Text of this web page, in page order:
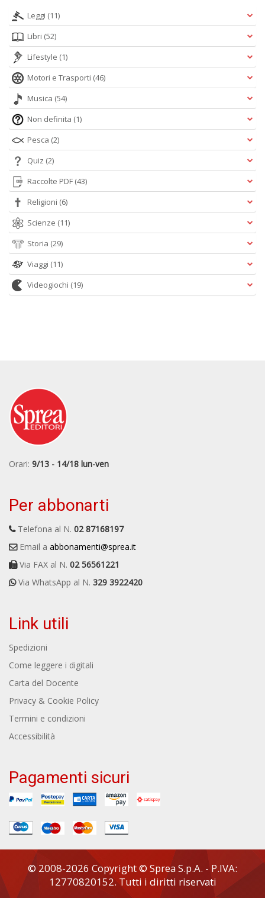
Leggi (11)
Libri (52)
Lifestyle (1)
Motori e Trasporti (46)
Musica (54)
Non definita (1)
Pesca (2)
Quiz (2)
Raccolte PDF (43)
Religioni (6)
Scienze (11)
Storia (29)
Viaggi (11)
Videogiochi (19)
Orari: 9/13 - 14/18 lun-ven
Per abbonarti
Telefona al N. 02 87168197
Email a abbonamenti@sprea.it
Via FAX al N. 02 56561221
Via WhatsApp al N. 329 3922420
Link utili
Spedizioni
Come leggere i digitali
Carta del Docente
Privacy & Cookie Policy
Termini e condizioni
Accessibilità
Pagamenti sicuri
© 2008-2026 Copyright © Sprea S.p.A. - P.IVA:
12770820152. Tutti i diritti riservati